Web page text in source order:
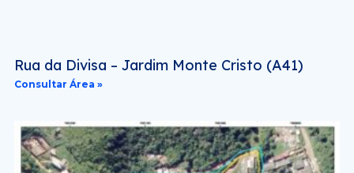
Rua da Divisa – Jardim Monte Cristo (A41)
Consultar Área »